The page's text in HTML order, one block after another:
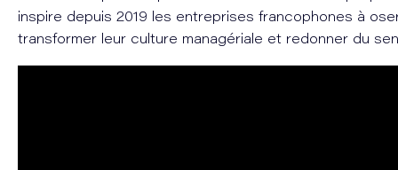
inspire depuis 2019 les entreprises francophones à
transformer leur culture managériale et redonner du